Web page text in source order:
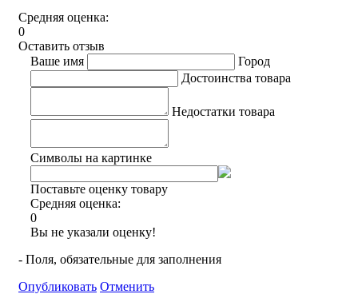
Средняя оценка:
0
Оставить отзыв
Ваше имя
Город
Достоинства товара
Недостатки товара
Символы на картинке
Поставьте оценку товару
Средняя оценка:
0
Вы не указали оценку!
- Поля, обязательные для заполнения
Опубликовать Отменить